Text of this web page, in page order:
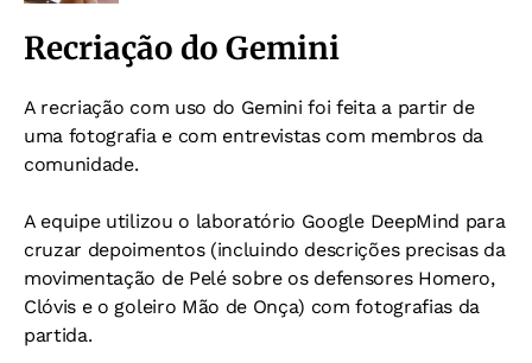
Recriação do Gemini
A recriação com uso do Gemini foi feita a partir de
uma fotografia e com entrevistas com membros da
comunidade.
A equipe utilizou o laboratório Google DeepMind para
cruzar depoimentos (incluindo descrições precisas da
movimentação de Pelé sobre os defensores Homero,
Clóvis e o goleiro Mão de Onça) com fotografias da
partida.